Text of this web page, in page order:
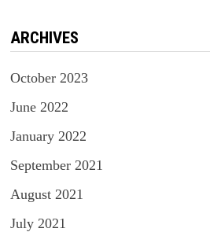
ARCHIVES
October 2023
June 2022
January 2022
September 2021
August 2021
July 2021